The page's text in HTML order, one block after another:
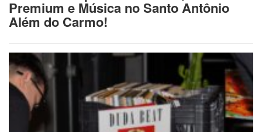
Premium e Música no Santo Antônio
Além do Carmo!